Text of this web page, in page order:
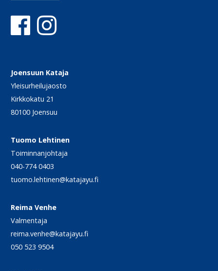
Joensuun Kataja
Yleisurheilujaosto
Kirkkokatu 21
80100 Joensuu
Tuomo Lehtinen
Toiminnanjohtaja
040-774 0403
tuomo.lehtinen@katajayu.fi
Reima Venhe
Valmentaja
reima.venhe@katajayu.fi
050 523 9504